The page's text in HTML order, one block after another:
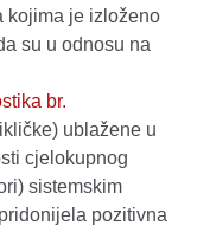
kojima je izloženo
su u odnosu na
br.
ublažene u
cjelokupnog
sistemskim
pozitivna